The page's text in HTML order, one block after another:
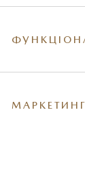
деякі зовнішні та
долару США.